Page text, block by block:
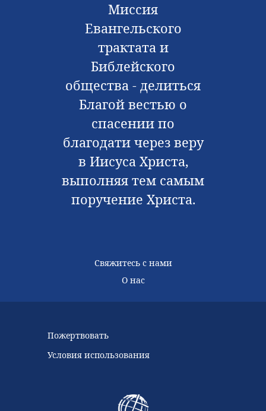
Миссия
Евангельского
трактата и
Библейского
общества - делиться
Благой вестью о
спасении по
благодати через веру
в Иисуса Христа,
выполняя тем самым
поручение Христа.
Свяжитесь с нами
О нас
Пожертвовать
Условия использования